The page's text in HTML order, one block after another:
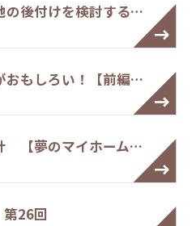
の後付けを検討する…
もしろい！【前編…
【夢のマイホーム…
26回